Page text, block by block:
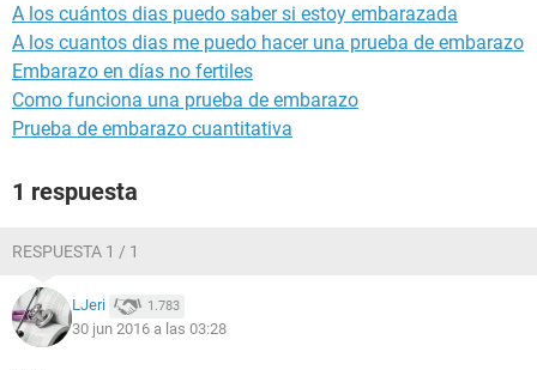
A los cuántos dias puedo saber si estoy embarazada
A los cuantos dias me puedo hacer una prueba de embarazo
Embarazo en días no fertiles
Como funciona una prueba de embarazo
Prueba de embarazo cuantitativa
1 respuesta
RESPUESTA 1 / 1
LJeri 1.783
30 jun 2016 a las 03:28